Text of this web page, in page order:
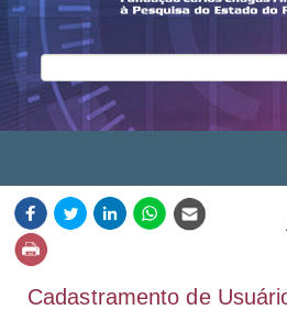
Cadastramento de